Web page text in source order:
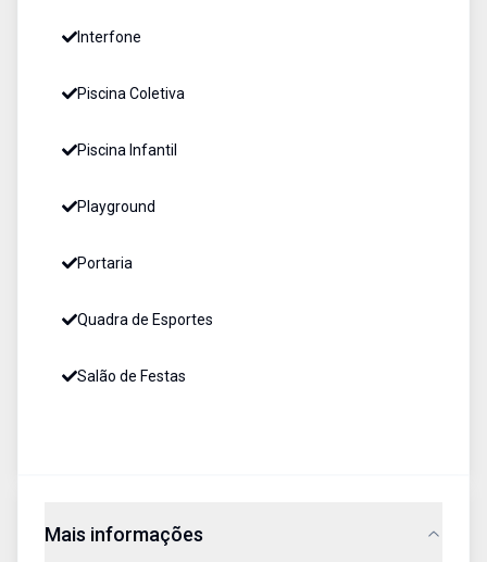
Interfone
Piscina Coletiva
Piscina Infantil
Playground
Portaria
Quadra de Esportes
Salão de Festas
Mais informações